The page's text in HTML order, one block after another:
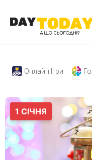
Онлайн Ігри